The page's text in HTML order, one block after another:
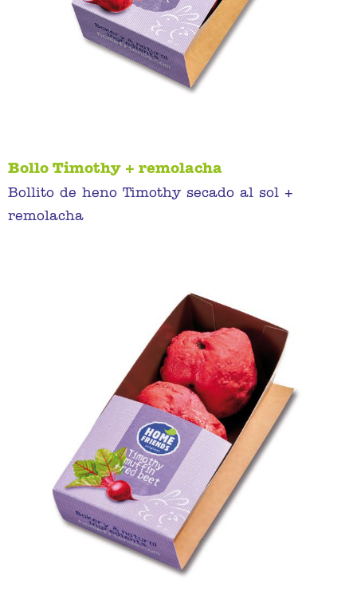
Bollo Timothy + remolacha
Bollito de heno Timothy secado al sol +
remolacha